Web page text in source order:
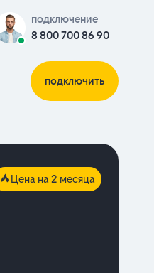
подключение
8 800 700 86 90
подключить
Цена на 2 месяца